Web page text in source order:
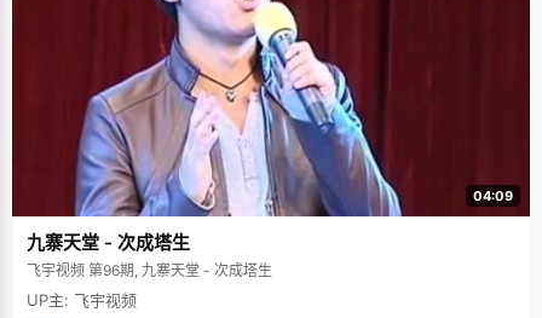
04:09
九寨天堂 - 次成塔生
飞宇视频 第96期, 九寨天堂 - 次成塔生
UP主: 飞宇视频